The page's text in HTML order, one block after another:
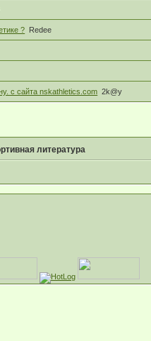
? Redee
с сайта nskathletics.com 2k@y
литература